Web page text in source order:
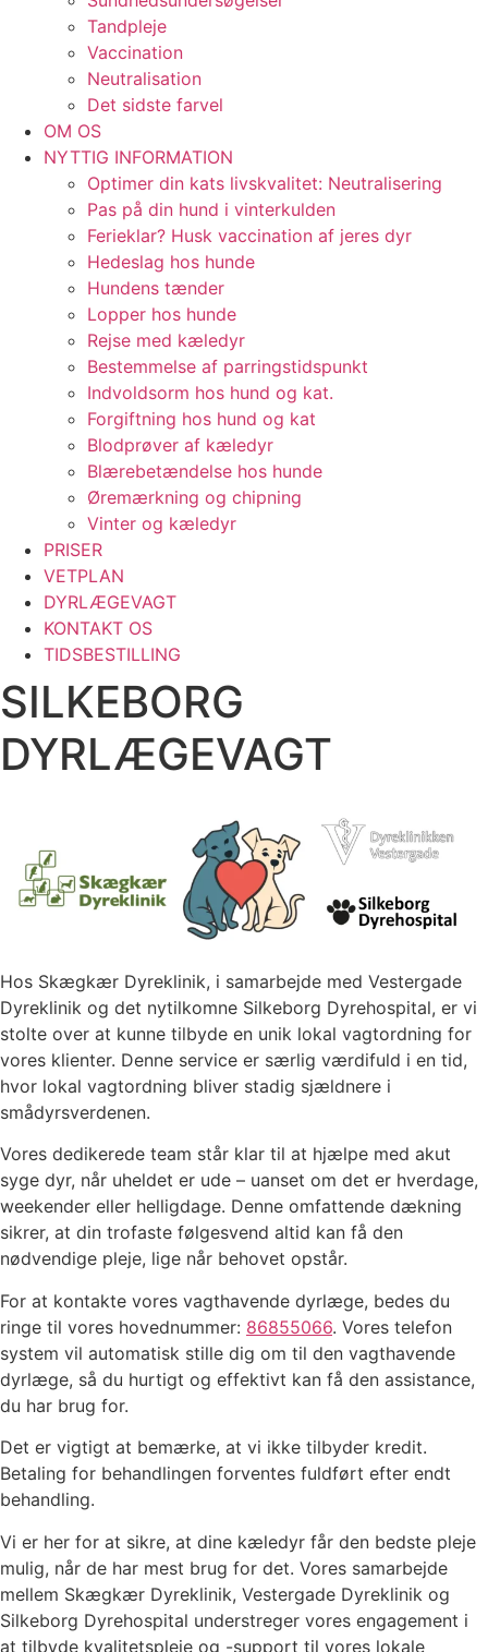
Tandpleje
Vaccination
Neutralisation
Det sidste farvel
OM OS
NYTTIG INFORMATION
Optimer din kats livskvalitet: Neutralisering
Pas på din hund i vinterkulden
Ferieklar? Husk vaccination af jeres dyr​
Hedeslag hos hunde
Hundens tænder
Lopper hos hunde
Rejse med kæledyr
Bestemmelse af parringstidspunkt
Indvoldsorm hos hund og kat.
Forgiftning hos hund og kat
Blodprøver af kæledyr
Blærebetændelse hos hunde
Øremærkning og chipning
Vinter og kæledyr
PRISER
VETPLAN
DYRLÆGEVAGT
KONTAKT OS
TIDSBESTILLING
SILKEBORG
DYRLÆGEVAGT
Hos Skægkær Dyreklinik, i samarbejde med Vestergade
Dyreklinik og det nytilkomne Silkeborg Dyrehospital, er vi
stolte over at kunne tilbyde en unik lokal vagtordning for
vores klienter. Denne service er særlig værdifuld i en tid,
hvor lokal vagtordning bliver stadig sjældnere i
smådyrsverdenen.
Vores dedikerede team står klar til at hjælpe med akut
syge dyr, når uheldet er ude – uanset om det er hverdage,
weekender eller helligdage. Denne omfattende dækning
sikrer, at din trofaste følgesvend altid kan få den
nødvendige pleje, lige når behovet opstår.
For at kontakte vores vagthavende dyrlæge, bedes du
ringe til vores hovednummer: 86855066. Vores telefon
system vil automatisk stille dig om til den vagthavende
dyrlæge, så du hurtigt og effektivt kan få den assistance,
du har brug for.
Det er vigtigt at bemærke, at vi ikke tilbyder kredit.
Betaling for behandlingen forventes fuldført efter endt
behandling.
Vi er her for at sikre, at dine kæledyr får den bedste pleje
mulig, når de har mest brug for det. Vores samarbejde
mellem Skægkær Dyreklinik, Vestergade Dyreklinik og
Silkeborg Dyrehospital understreger vores engagement i
at tilbyde kvalitetspleje og -support til vores lokale